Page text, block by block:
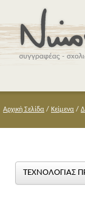
Αρχική Σελίδα / Κείμενα /
ΤΕΧΝΟΛΟΓΙΑΣ